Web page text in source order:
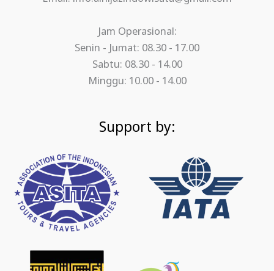
Jam Operasional:
Senin - Jumat: 08.30 - 17.00
Sabtu: 08.30 - 14.00
Minggu: 10.00 - 14.00
Support by: